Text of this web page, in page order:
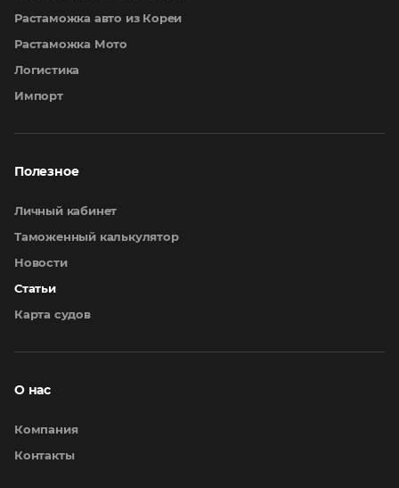
Растаможка авто из Кореи
Растаможка Мото
Логистика
Импорт
Полезное
Личный кабинет
Таможенный калькулятор
Новости
Статьи
Карта судов
О нас
Компания
Контакты